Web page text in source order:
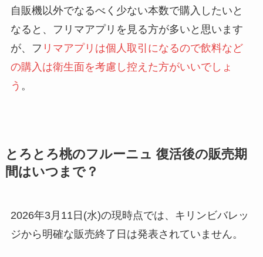
自販機以外でなるべく少ない本数で購入したいと
なると、フリマアプリを見る方が多いと思います
が、フ リマアプリは個人取引になるので飲料など
の購入は衛生面を考慮し控えた方がいいでしょ
う 。
とろとろ桃のフルーニュ 復活後の販売期
間はいつまで？
2026年3月11日(水)の現時点では、キリンビバレッ
ジから明確な販売終了日は発表されていません。